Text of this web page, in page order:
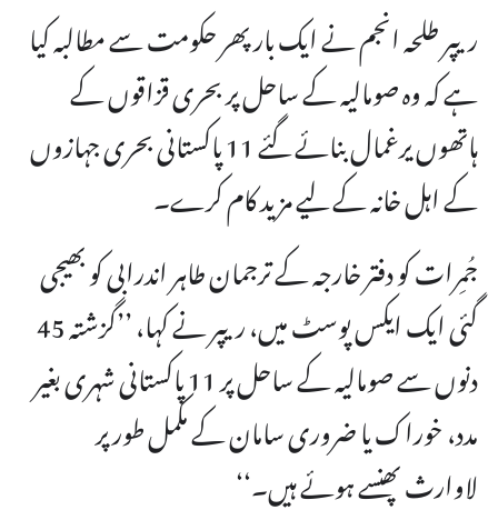
ریپر طلحہ انجم نے ایک بار پھر حکومت سے مطالبہ کیا
ہے کہ وہ صومالیہ کے ساحل پر بحری قزاقوں کے
ہاتھوں یرغمال بنائے گئے 11 پاکستانی بحری جہازوں
کے اہل خانہ کے لیے مزید کام کرے۔
جُمِرات کو دفتر خارجہ کے ترجمان طاہر اندرابی کو بھیجی
گئی ایک ایکس پوسٹ میں، ریپر نے کہا، ’’گزشتہ 45
دنوں سے صومالیہ کے ساحل پر 11 پاکستانی شہری بغیر
مدد، خوراک یا ضروری سامان کے مکمل طور پر
لاوارث پھنسے ہوئے ہیں۔‘‘